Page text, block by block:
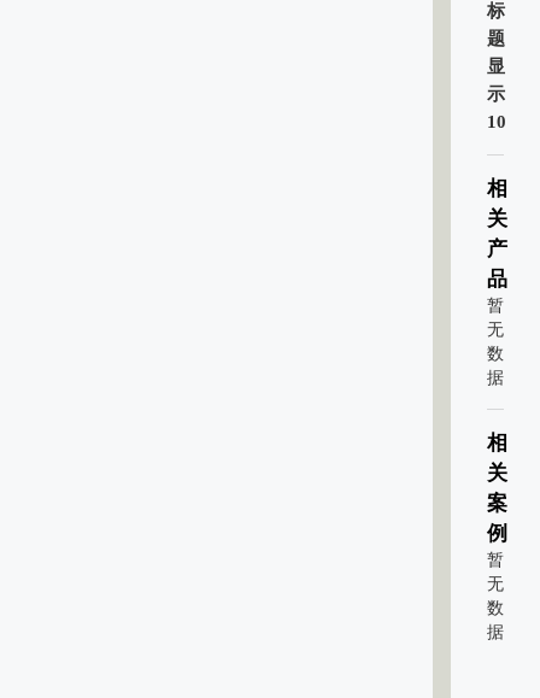
标
题
显
示
10
相
关
产
品
暂
无
数
据
相
关
案
例
暂
无
数
据